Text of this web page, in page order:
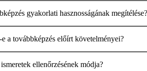
gyakorlati hasznosságának megítélése?
a továbbképzés előírt követelményei?
ellenőrzésének módja?